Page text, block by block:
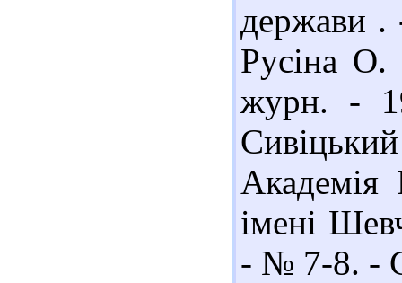
держави
Русіна
журн. -
Академія
імені
- № 7-8. -